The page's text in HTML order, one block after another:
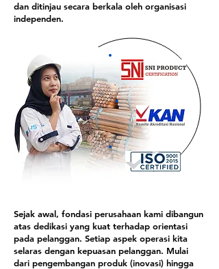
dan ditinjau secara berkala oleh organisasi
independen.
Sejak awal, fondasi perusahaan kami dibangun
atas dedikasi yang kuat terhadap orientasi
pada pelanggan. Setiap aspek operasi kita
selaras dengan kepuasan pelanggan. Mulai
dari pengembangan produk (inovasi) hingga